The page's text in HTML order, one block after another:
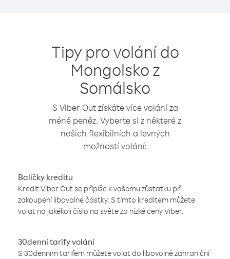
Tipy pro volání do
Mongolsko z
Somálsko
S Viber Out získáte více volání za
méně peněz. Vyberte si z některé z
našich flexibilních a levných
možností volání:
Balíčky kreditu
Kredit Viber Out se připíše k vašemu zůstatku při
zakoupení libovolné částky. S tímto kreditem můžete
volat na jakékoli číslo na světe za nízké ceny Viber.
30denní tarify volání
S 30denním tarifem můžete volat do libovolné zahraniční